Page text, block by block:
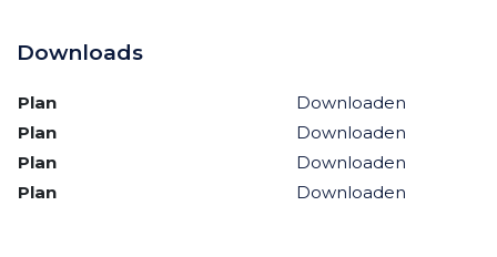
Downloads
Plan
Downloaden
Plan
Downloaden
Plan
Downloaden
Plan
Downloaden